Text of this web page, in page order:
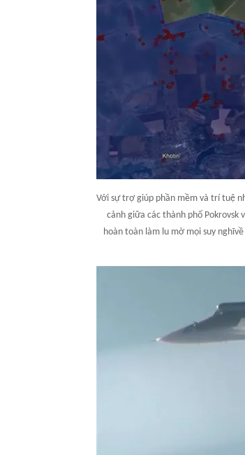
Với sự trợ giúp phần mềm và trí tuệ
cảnh giữa các thành phố
hoàn toàn làm lu mờ mọi suy